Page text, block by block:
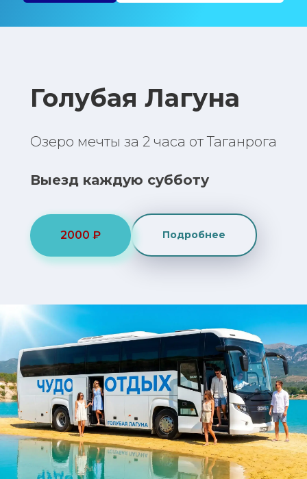
Голубая Лагуна
Озеро мечты за 2 часа от Таганрога
Выезд каждую субботу
2000 ₽ Подробнее